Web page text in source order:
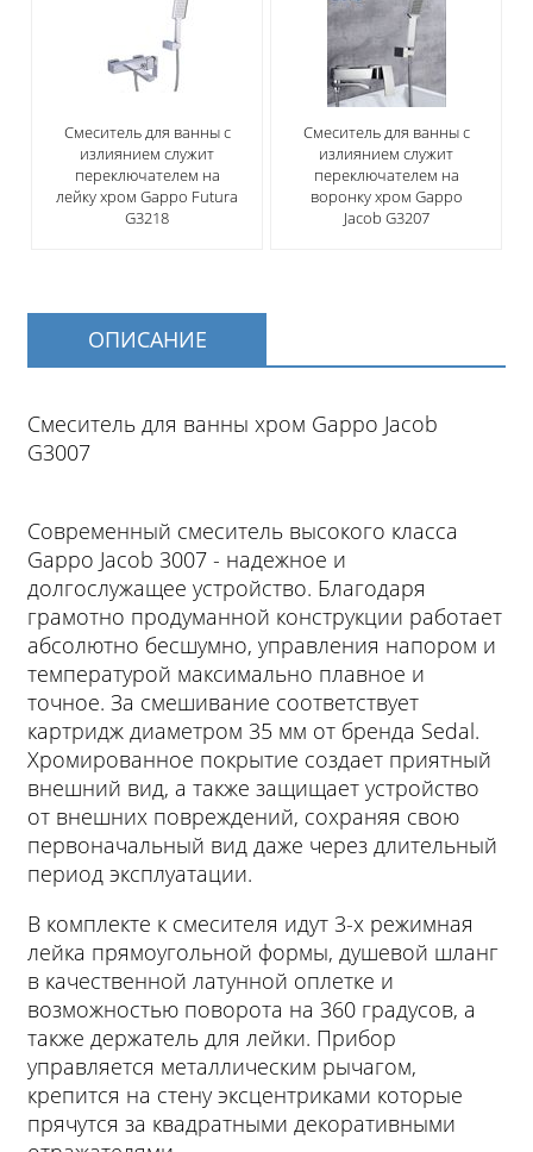
Смеситель для ванны с
излиянием служит
переключателем на
лейку хром Gappo Futura
G3218
Смеситель для ванны с
излиянием служит
переключателем на
воронку хром Gappo
Jacob G3207
ОПИСАНИЕ
Смеситель для ванны хром Gappo Jacob
G3007
Современный смеситель высокого класса
Gappo Jacob 3007 - надежное и
долгослужащее устройство. Благодаря
грамотно продуманной конструкции работает
абсолютно бесшумно, управления напором и
температурой максимально плавное и
точное. За смешивание соответствует
картридж диаметром 35 мм от бренда Sedal.
Хромированное покрытие создает приятный
внешний вид, а также защищает устройство
от внешних повреждений, сохраняя свою
первоначальный вид даже через длительный
период эксплуатации.
В комплекте к смесителя идут 3-х режимная
лейка прямоугольной формы, душевой шланг
в качественной латунной оплетке и
возможностью поворота на 360 градусов, а
также держатель для лейки. Прибор
управляется металлическим рычагом,
крепится на стену эксцентриками которые
прячутся за квадратными декоративными